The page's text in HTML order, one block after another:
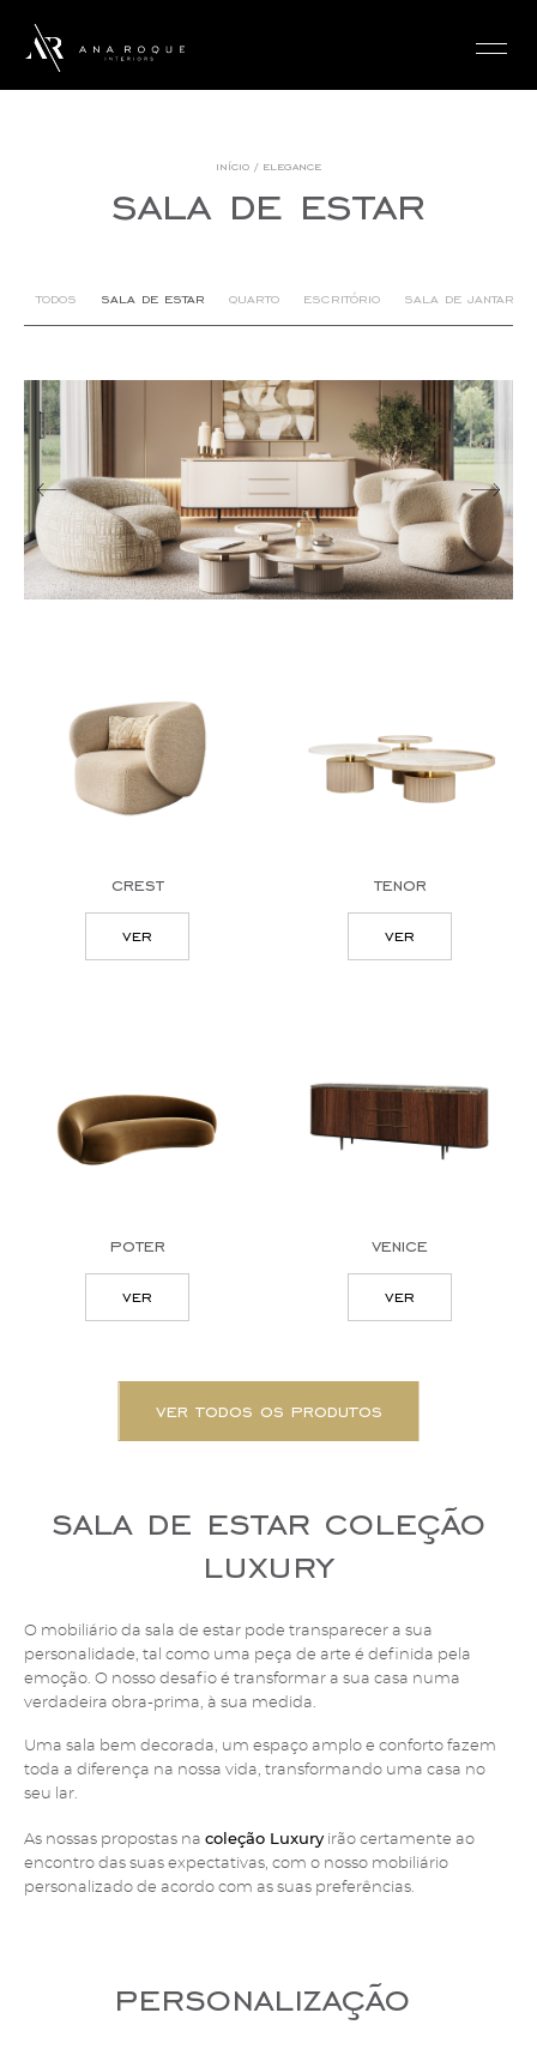
início / elegance
sala de estar
todos sala de estar quarto escritório sala de jantar
crest
ver
tenor
ver
poter
ver
venice
ver
ver todos os produtos
sala de estar coleção
luxury
O mobiliário da sala de estar pode transparecer a sua
personalidade, tal como uma peça de arte é definida pela
emoção. O nosso desafio é transformar a sua casa numa
verdadeira obra-prima, à sua medida.
Uma sala bem decorada, um espaço amplo e conforto fazem
toda a diferença na nossa vida, transformando uma casa no
seu lar.
As nossas propostas na coleção Luxury irão certamente ao
encontro das suas expectativas, com o nosso mobiliário
personalizado de acordo com as suas preferências.
personalização